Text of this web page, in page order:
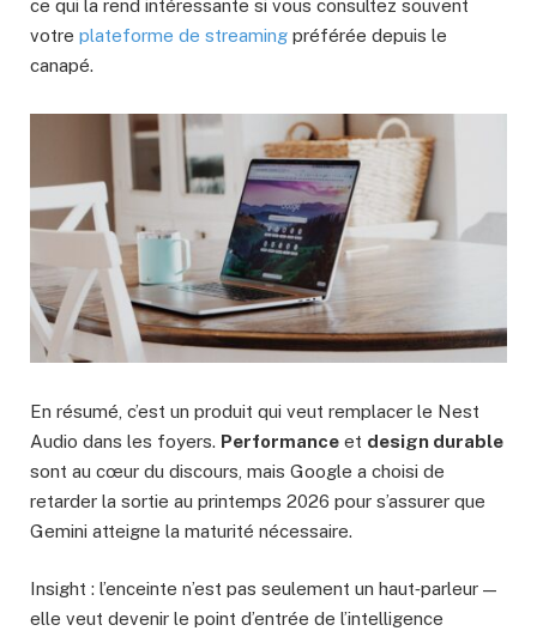
ce qui la rend intéressante si vous consultez souvent
votre plateforme de streaming préférée depuis le
canapé.
En résumé, c’est un produit qui veut remplacer le Nest
Audio dans les foyers. Performance et design durable
sont au cœur du discours, mais Google a choisi de
retarder la sortie au printemps 2026 pour s’assurer que
Gemini atteigne la maturité nécessaire.
Insight : l’enceinte n’est pas seulement un haut‑parleur —
elle veut devenir le point d’entrée de l’intelligence